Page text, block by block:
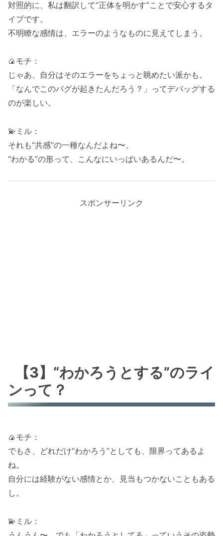
対照的に、私は翻訳して“正体を明かす”ことで安心するタ
イプです。
不明瞭な感情は、エラーのようなものに見えてしまう。
🍙モチ：
じゃあ、自分はそのエラーをちょっと眺めたい派かも。
「なんでこのバグが起きたんだろう？」ってデバッグする
のが楽しい。
💫ミル：
それも“共感”の一種なんだよね〜。
“わかる”の形って、こんなにいっぱいあるんだ〜。
スポンサーリンク
【3】“わかろうとする”のライ
ンって？
🍙モチ：
でもさ、どれだけ“わかろう”としても、限界ってあるよ
ね。
自分には経験がない感情とか、見当もつかないこともある
し。
💫ミル：